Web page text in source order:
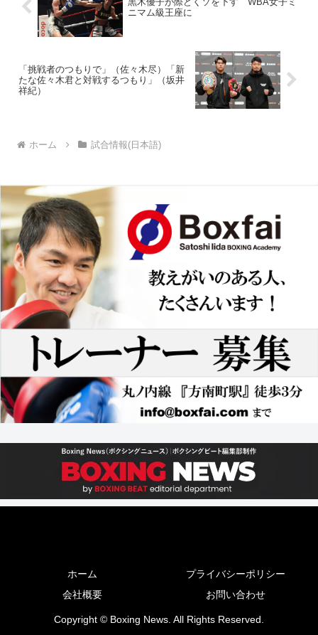
ニマム級王座に
「挑戦者のつもりで」（佐々木尽）「新
たな佐々木君と対戦するつもり」（坂井
祥紀）
ホーム 試合情報(日本語)
ホーム
プライバシーポリシー
会社概要
お問い合わせ
Copyright © Boxing News. All Rights Reserved.